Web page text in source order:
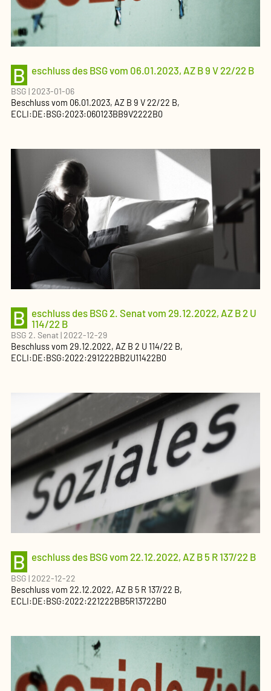
B eschluss des BSG vom 06.01.2023, AZ B 9 V 22/22 B
BSG |2023-01-06
Beschlussvom 06.01.2023, AZ B 9 V 22/22 B,
ECLI:DE:BSG:2023:060123BB9V2222B0
B
eschluss des BSG 2. Senat vom 29.12.2022, AZ B 2 U
114/22 B
BSG 2. Senat|2022-12-29
Beschlussvom 29.12.2022, AZ B 2 U 114/22 B,
ECLI:DE:BSG:2022:291222BB2U11422B0
B eschluss des BSG vom 22.12.2022, AZ B 5 R 137/22 B
BSG |2022-12-22
Beschlussvom 22.12.2022, AZ B 5 R 137/22 B,
ECLI:DE:BSG:2022:221222BB5R13722B0